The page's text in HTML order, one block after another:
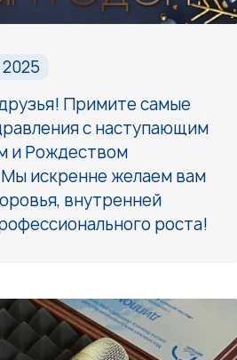
Примите самые
с наступающим
и Рождеством
искренне желаем вам
внутренней
роста!